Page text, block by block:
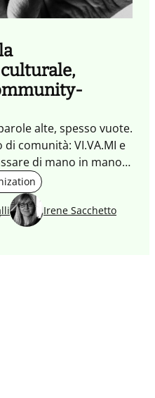
alte, spesso vuote.
comunità: VI.VA.MI e
di mano in mano,
Così il passato
“gas” non
“pionieri”.Irene Sacchetto